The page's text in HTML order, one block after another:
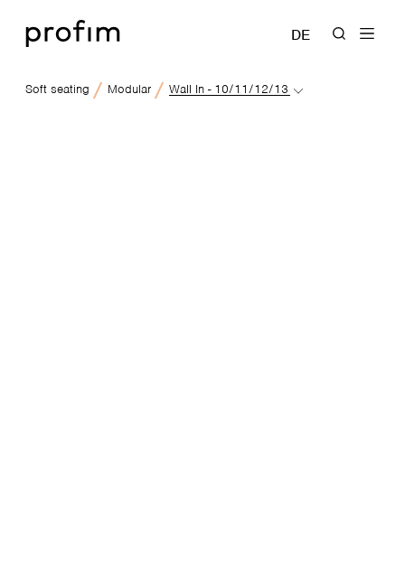
DE
Soft seating Modular Wall In - 10/11/12/13